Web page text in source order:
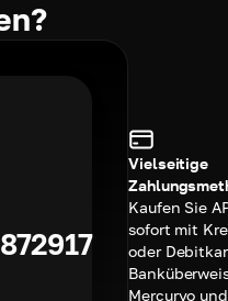
Vielseitige
Kaufen Sie
sofort mit
oder
Mercuryo